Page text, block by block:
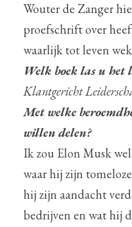
Wouter de Zanger
proefschrift over
waarlijk tot leven
Welk boek las u het
Klantgericht
Met welke
willen delen?
Ik zou Elon Musk
waar hij zijn
hij zijn aandacht
bedrijven en wat hij